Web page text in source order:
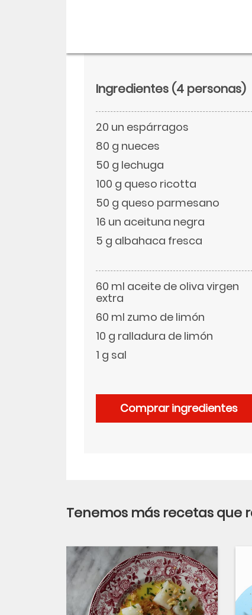
Ingredientes (4 personas)
20 un espárragos
80 g nueces
50 g lechuga
100 g queso ricotta
50 g queso parmesano
16 un aceituna negra
5 g albahaca fresca
60 ml aceite de oliva virgen
extra
60 ml zumo de limón
10 g ralladura de limón
1 g sal
Comprar ingredientes
Tenemos más recetas que